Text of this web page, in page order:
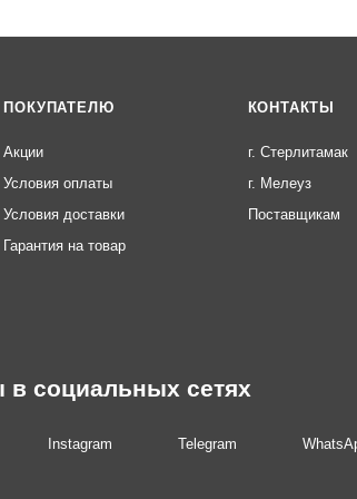
ПОКУПАТЕЛЮ
Акции
Условия оплаты
Условия доставки
Гарантия на товар
КОНТАКТЫ
г. Стерлитамак
г. Мелеуз
Поставщикам
социальных сетях
Instagram Telegram